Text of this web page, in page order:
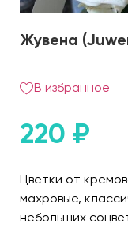
Жувена
В избранное
220 ₽
Цветки от
махровые,
небольших